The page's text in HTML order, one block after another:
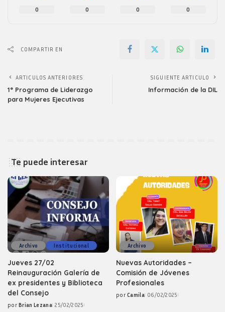
0 0 0 0
COMPARTIR EN
ARTICULOS ANTERIORES
1° Programa de Liderazgo
para Mujeres Ejecutivas
SIGUIENTE ARTICULO
Información de la DIL
Te puede interesar
Archivo Institucional
Jueves 27/02
Reinauguración Galería de
ex presidentes y Biblioteca
del Consejo
Posted
por Brian Lezana 25/02/2025
Archivo
Nuevas Autoridades –
Comisión de Jóvenes
Profesionales
Posted
por Camila 06/02/2025